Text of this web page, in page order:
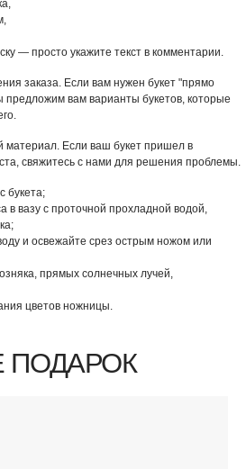
— просто укажите текст в комментарии.
заказа. Если вам нужен букет "прямо
предложим вам варианты букетов, которые
материал. Если ваш букет пришел в
свяжитесь с нами для решения проблемы.
букета;
в вазу с проточной прохладной водой,
и освежайте срез острым ножом или
прямых солнечных лучей,
цветов ножницы.